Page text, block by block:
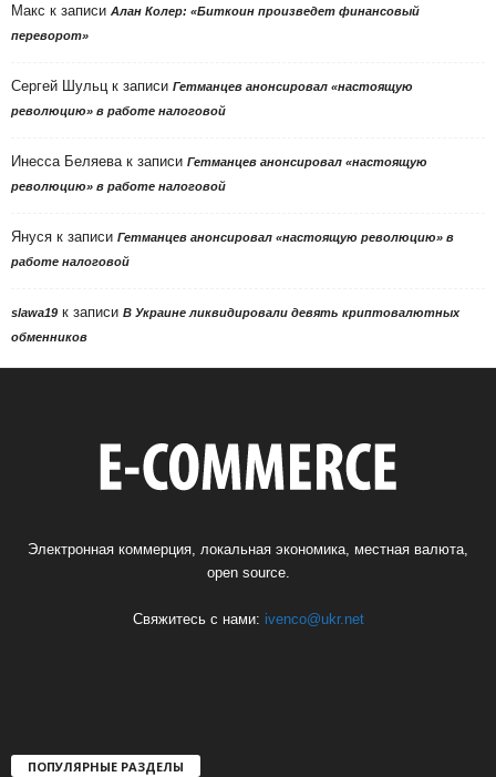
Макс к записи Алан Колер: «Биткоин произведет финансовый
переворот»
Сергей Шульцк записи Гетманцев анонсировал «настоящую
революцию» в работе налоговой
Инесса Беляевак записи Гетманцев анонсировал «настоящую
революцию» в работе налоговой
Януся к записи Гетманцев анонсировал «настоящую революцию» в
работе налоговой
slawa19 к записи В Украине ликвидировали девять криптовалютных
обменников
Электронная коммерция, локальная экономика, местная валюта,
open source.
Свяжитесь с нами: ivenco@ukr.net
ПОПУЛЯРНЫЕ РАЗДЕЛЫ